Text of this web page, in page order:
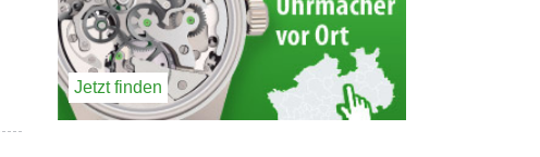
Jetzt finden